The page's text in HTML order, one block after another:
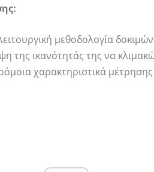
μεθοδολογία
της ικανότητάς της να
χαρακτηριστικά